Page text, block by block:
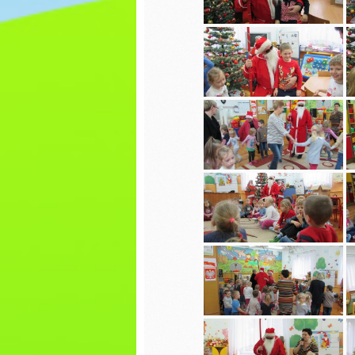
pierniczków
WIGILIA- WIEWIÓRKI
Mikołajki
Dzień misia
Nasz pierwszy
zimowy spacer
Dzień Piżamy
Spotkanie z Paniami
z Poradni
Psychologiczno-
Pedagogicznej w
Lipnie
Spotkanie z Panem
Jerzym Kowalskim z
Biblioteki w Skępem
DZIEŃ CHŁOPAKA
Pierwszy dzień
jesieni
Dzień
EKO
torby
Bal
Plakat
WOŚP
Nasze
grafiti
Dzień
Misia